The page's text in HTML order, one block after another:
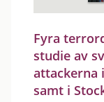
Fyra
studie av
attackerna
samt i